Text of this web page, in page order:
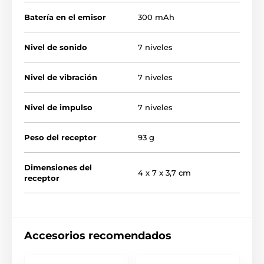
sensibilidad al ladrido ajustable en siete
niveles. Si configura una alta sensibilidad
Batería en el emisor 300 mAh
Nivel de sonido 7 niveles
Nivel de vibración 7 niveles
Nivel de impulso 7 niveles
Peso del receptor 93 g
Dimensiones del
receptor
4 x 7 x 3,7 cm
Accesorios recomendados